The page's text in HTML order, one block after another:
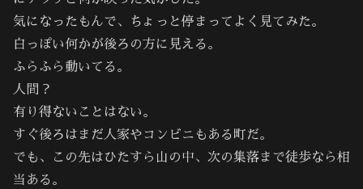
気になったもんで、ちょっと停まってよく見てみた。
白っぽい何かが後ろの方に見える。
ふらふら動いてる。
人間？
有り得ないことはない。
すぐ後ろはまだ人家やコンビニもある町だ。
でも、この先はひたすら山の中、次の集落まで徒歩なら相
当ある。